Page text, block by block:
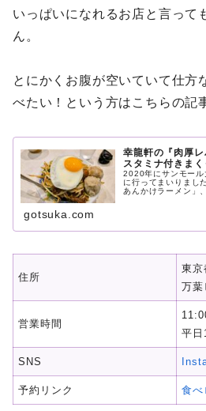
いっぱいになれるお店と言って
ん。
とにかくお腹が空いていて仕方
べたい！という方はこちらの記
幸龍軒の『肉厚
スタミナ付きま
2020年にサンモール
に行ってまいりまし
あんかけラーメン」
厚レバニラ炒飯」は
ラが敷き詰められて
gotsuka.com
住所
東京
万葉
営業時間
平
SNS
予約リンク 食べ